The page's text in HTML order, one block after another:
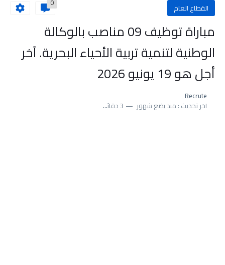
القطاع العام 0
مباراة توظيف 09 مناصب بالوكالة
الوطنية لتنمية تربية الأحياء البحرية. آخر
أجل هو 19 يونيو 2026
Recrute
اخر تحديث : منذ بضع شهور 3 دقائق للقراءة